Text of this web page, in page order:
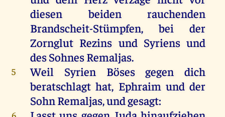
diesen
beiden
rauchenden
Brandscheit-Stümpfen,bei
der
Zornglut Rezins und Syriens und
desSohnesRemaljas.
5 Weil Syrien Böses gegen
dich
beratschlagt hat, Ephraim und der
SohnRemaljas,undgesagt: